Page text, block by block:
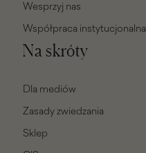
Wesprzyj nas
Współpraca instytucjonalna
Na skróty
Dla mediów
Zasady zwiedzania
Sklep